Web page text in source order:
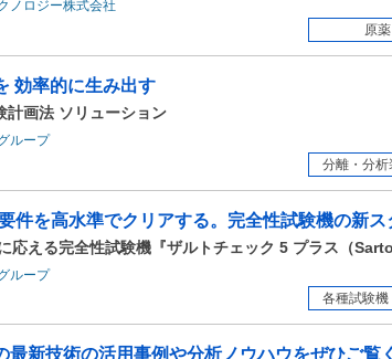
ノロジー株式会社
原
効率的に生み出す
計画法 ソリューション
ループ
分離・分析
件を高水準でクリアする。完全性試験機の新
応える完全性試験機『ザルトチェック 5 プラス（
ループ
各種試験機
最新技術の活用事例や分析ノウハウをぜひご覧